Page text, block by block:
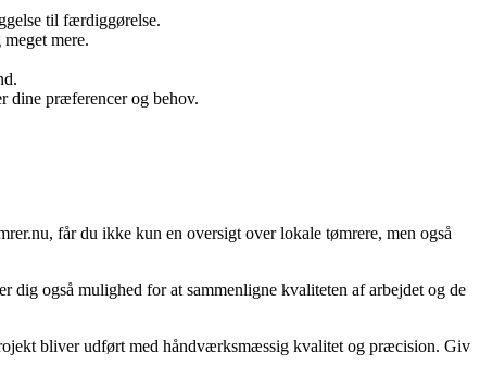
til færdiggørelse.
mere.
dine præferencer og behov.
får du ikke kun en oversigt over lokale tømrere, men også
også mulighed for at sammenligne kvaliteten af arbejdet og de
bliver udført med håndværksmæssig kvalitet og præcision. Giv